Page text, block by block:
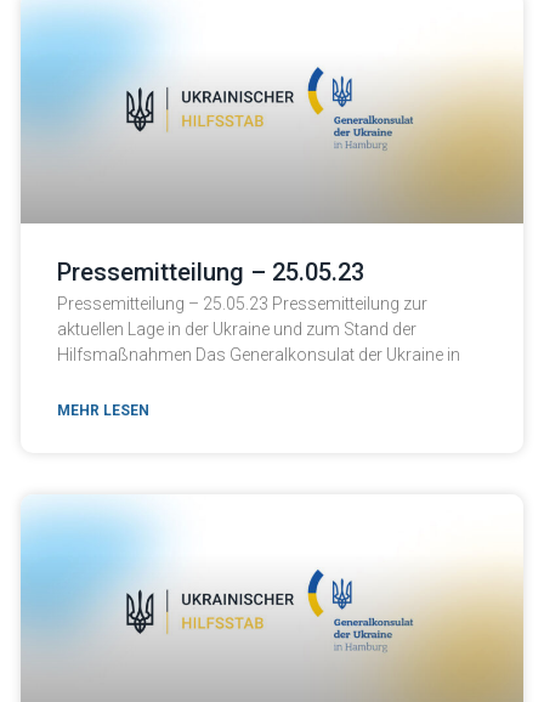
Pressemitteilung – 25.05.23
Pressemitteilung – 25.05.23 Pressemitteilung zur
aktuellen Lage in der Ukraine und zum Stand der
Hilfsmaßnahmen Das Generalkonsulat der Ukraine in
MEHR LESEN